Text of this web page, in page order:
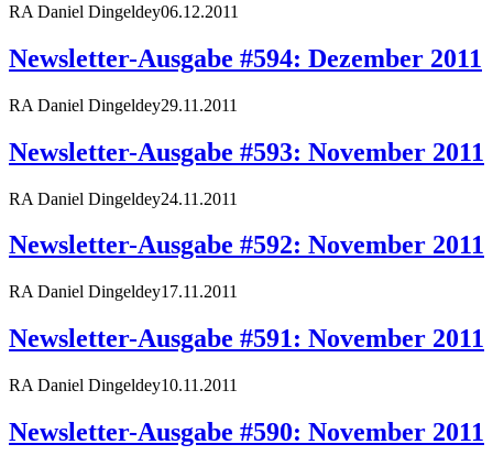
RA Daniel Dingeldey06.12.2011
Newsletter-Ausgabe #594: Dezember 2011
RA Daniel Dingeldey29.11.2011
Newsletter-Ausgabe #593: November 2011
RA Daniel Dingeldey24.11.2011
Newsletter-Ausgabe #592: November 2011
RA Daniel Dingeldey17.11.2011
Newsletter-Ausgabe #591: November 2011
RA Daniel Dingeldey10.11.2011
Newsletter-Ausgabe #590: November 2011